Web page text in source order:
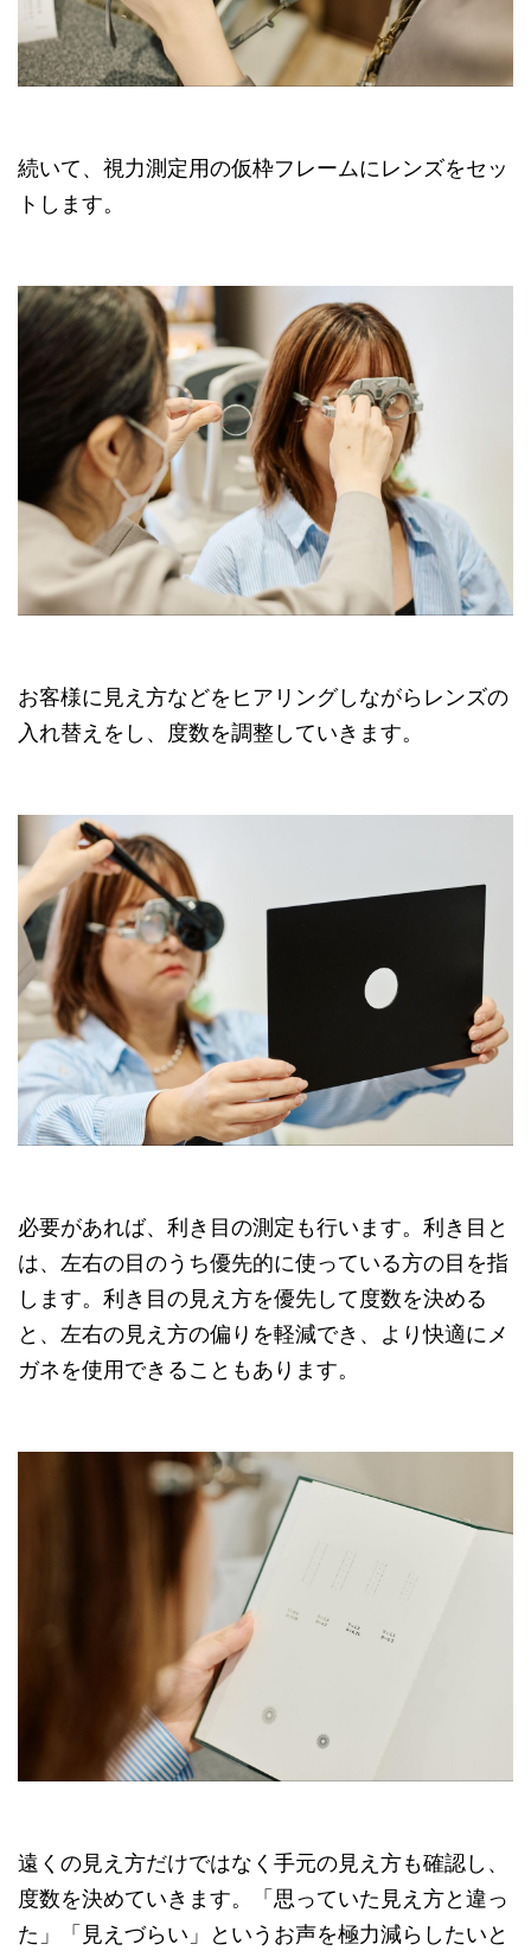
続いて、視力測定用の仮枠フレームにレンズをセッ
トします。
お客様に見え方などをヒアリングしながらレンズの
入れ替えをし、度数を調整していきます。
必要があれば、利き目の測定も行います。利き目と
は、左右の目のうち優先的に使っている方の目を指
します。利き目の見え方を優先して度数を決める
と、左右の見え方の偏りを軽減でき、より快適にメ
ガネを使用できることもあります。
遠くの見え方だけではなく手元の見え方も確認し、
度数を決めていきます。「思っていた見え方と違っ
た」「見えづらい」というお声を極力減らしたいと